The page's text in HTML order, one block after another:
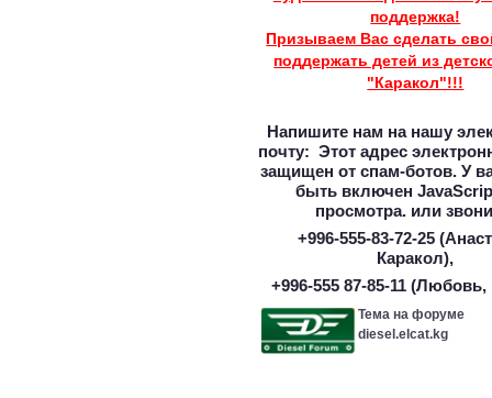
поддержка!
Призываем Вас сделать
поддержать детей из
"Каракол"!!!
Напишите нам на нашу
почту: Этот адрес
защищен от спам-ботов. У
быть включен
просмотра. или
+996-555-83-72-25
Каракол),
+996-555 87-85-11
Тема на форуме
diesel.elcat.kg